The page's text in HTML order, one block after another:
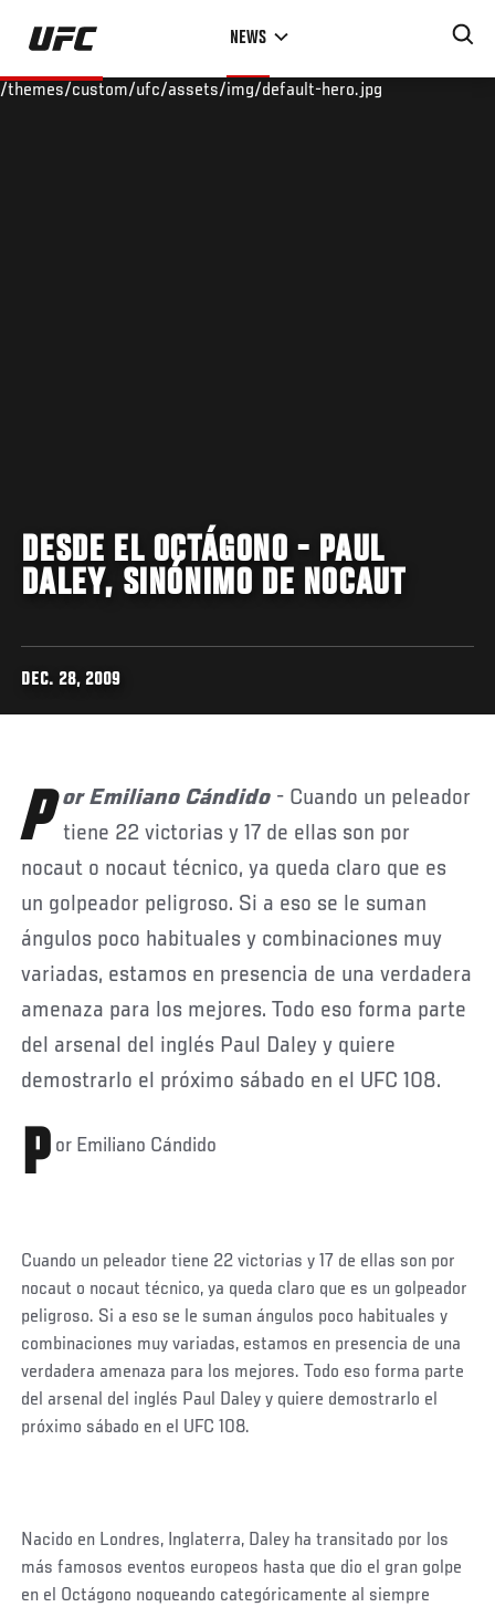
Skip
main
NEWS
/themes/custom/ufc/assets/img/default-hero.jpg
DESDE EL OCTÁGONO - PAUL
DALEY, SINÓNIMO DE NOCAUT
DEC. 28, 2009
Por Emiliano Cándido - Cuando un peleador
tiene 22 victorias y 17 de ellas son por
nocaut o nocaut técnico, ya queda claro que es
un golpeador peligroso. Si a eso se le suman
ángulos poco habituales y combinaciones muy
variadas, estamos en presencia de una verdadera
amenaza para los mejores. Todo eso forma parte
del arsenal del inglés Paul Daley y quiere
demostrarlo el próximo sábado en el UFC 108.
P or Emiliano Cándido
Cuando un peleador tiene 22 victorias y 17 de ellas son por
nocaut o nocaut técnico, ya queda claro que es un golpeador
peligroso. Si a eso se le suman ángulos poco habituales y
combinaciones muy variadas, estamos en presencia de una
verdadera amenaza para los mejores. Todo eso forma parte
del arsenal del inglés Paul Daley y quiere demostrarlo el
próximo sábado en el UFC 108.
Nacido en Londres, Inglaterra, Daley ha transitado por los
más famosos eventos europeos hasta que dio el gran golpe
en el Octágono noqueando categóricamente al siempre